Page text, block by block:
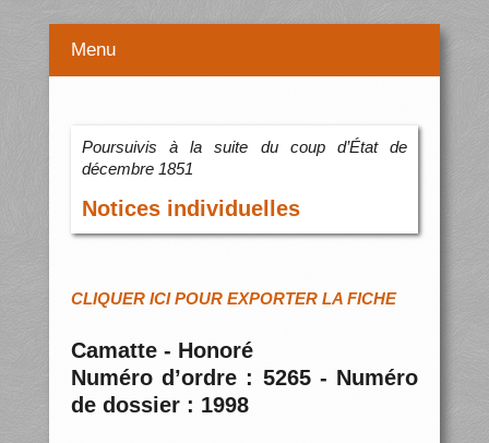
Menu
Poursuivis à la suite du coup d’État de
décembre 1851
Notices individuelles
CLIQUER ICI POUR EXPORTER LA FICHE
Camatte - Honoré
Numéro d’ordre : 5265 - Numéro
de dossier : 1998